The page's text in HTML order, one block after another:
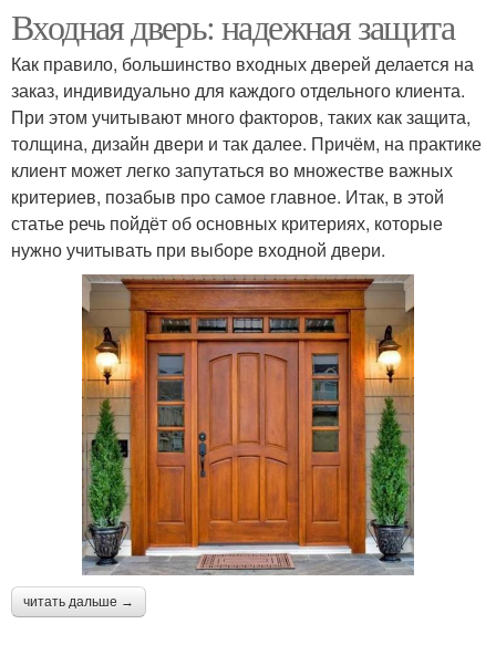
Входная дверь: надежная защита
Как правило, большинство входных дверей делается на
заказ, индивидуально для каждого отдельного клиента.
При этом учитывают много факторов, таких как защита,
толщина, дизайн двери и так далее. Причём, на практике
клиент может легко запутаться во множестве важных
критериев, позабыв про самое главное. Итак, в этой
статье речь пойдёт об основных критериях, которые
нужно учитывать при выборе входной двери.
читать дальше →